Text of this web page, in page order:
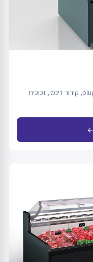
מעדניה ייעודית למכירת סלטים עם התקן plug-in, קירור דינמי, זכוכית
arrow_back